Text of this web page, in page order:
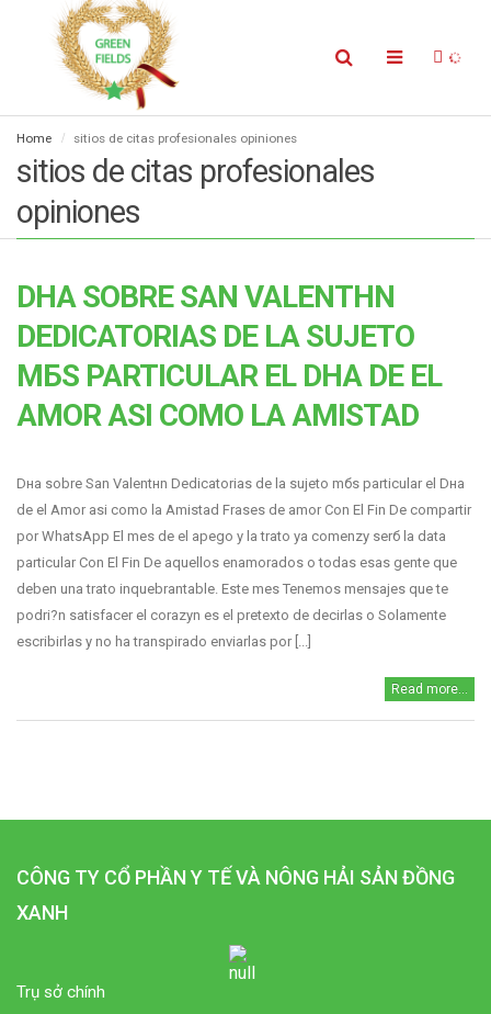
Home sitios de citas profesionales opiniones
sitios de citas profesionales
opiniones
DНA SOBRE SAN VALENTНN
DEDICATORIAS DE LA SUJETO
MБS PARTICULAR EL DНA DE EL
AMOR ASI­ COMO LA AMISTAD
Dнa sobre San Valentнn Dedicatorias de la sujeto mбs particular el Dнa
de el Amor asi­ como la Amistad Frases de amor Con El Fin De compartir
por WhatsApp El mes de el apego y la trato ya comenzу serб la data
particular Con El Fin De aquellos enamorados o todas esas gente que
deben una trato inquebrantable. Este mes Tenemos mensajes que te
podri?n satisfacer el corazуn es el pretexto de decirlas o Solamente
escribirlas y no ha transpirado enviarlas por [...]
Read more...
CÔNG TY CỔ PHẦN Y TẾ VÀ NÔNG HẢI SẢN ĐỒNG
XANH
Trụ sở chính